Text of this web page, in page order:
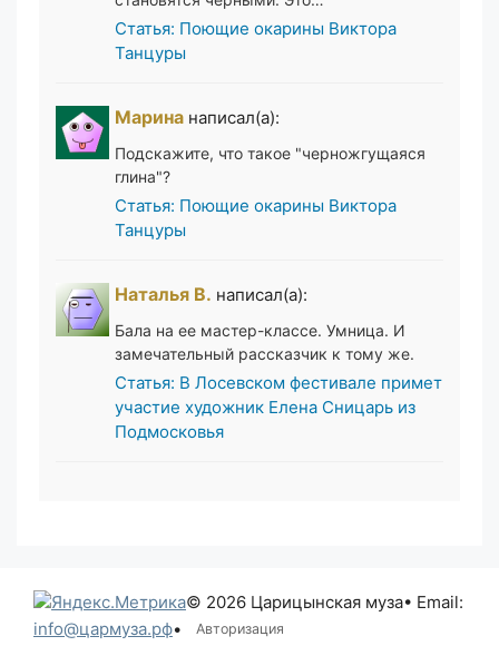
Статья: Поющие окарины Виктора
Танцуры
Марина написал(а):
Подскажите, что такое "черножгущаяся
глина"?
Статья: Поющие окарины Виктора
Танцуры
Наталья В. написал(а):
Бала на ее мастер-классе. Умница. И
замечательный рассказчик к тому же.
Статья: В Лосевском фестивале примет
участие художник Елена Сницарь из
Подмосковья
© 2026 Царицынская муза• Email:
info@цармуза.рф• Авторизация